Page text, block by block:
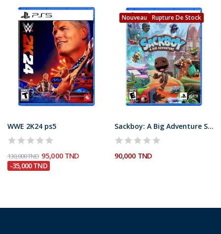
WWE 2K24 ps5
130,000 TND 95,000 TND
-35,000 TND
Nouveau Rupture De Stock
Sackboy: A Big Adventure Sur ps5
90,000 TND